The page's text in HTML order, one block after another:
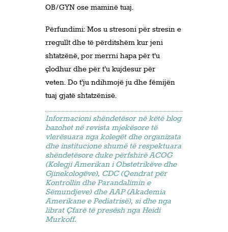
OB/GYN ose maminë tuaj.
Përfundimi: Mos u stresoni për stresin e
rregullt dhe të përditshëm kur jeni
shtatzënë, por merrni hapa për t’u
çlodhur dhe për t’u kujdesur për
veten. Do t’ju ndihmojë ju dhe fëmijën
tuaj gjatë shtatzënisë.
Informacioni shëndetësor në këtë blog
bazohet në revista mjekësore të
vlerësuara nga kolegët dhe organizata
dhe institucione shumë të respektuara
shëndetësore duke përfshirë ACOG
(Kolegji Amerikan i Obstetrikëve dhe
Gjinekologëve), CDC (Qendrat për
Kontrollin dhe Parandalimin e
Sëmundjeve) dhe AAP (Akademia
Amerikane e Pediatrisë), si dhe nga
librat Çfarë të presësh nga Heidi
Murkoff.